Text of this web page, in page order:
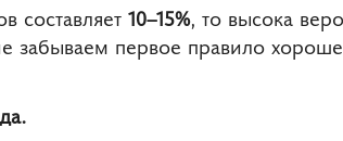
составляет 10–15%, то высока
забываем первое правило